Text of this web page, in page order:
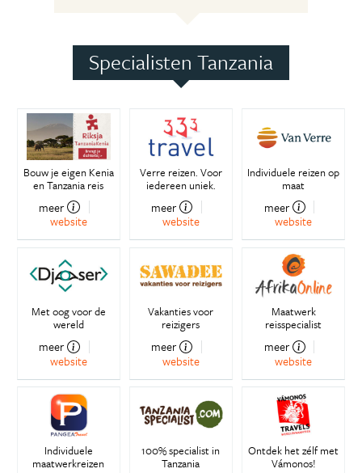
Specialisten Tanzania
Bouw je eigen Kenia
en Tanzania reis
meer
website
Verre reizen. Voor
iedereen uniek.
meer
website
Individuele reizen op
maat
meer
website
Met oog voor de
wereld
meer
website
Vakanties voor
reizigers
meer
website
Maatwerk
reisspecialist
meer
website
Individuele
maatwerkreizen
100% specialist in
Tanzania
Ontdek het zélf met
Vámonos!